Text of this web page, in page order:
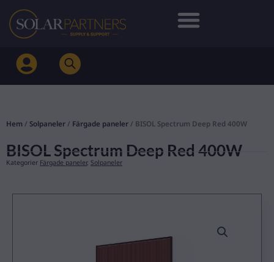
Hoppa
innehåll
Hem / Solpaneler / Färgade paneler / BISOL Spectrum Deep Red 400W
BISOL Spectrum Deep Red 400W
Kategorier Färgade paneler, Solpaneler